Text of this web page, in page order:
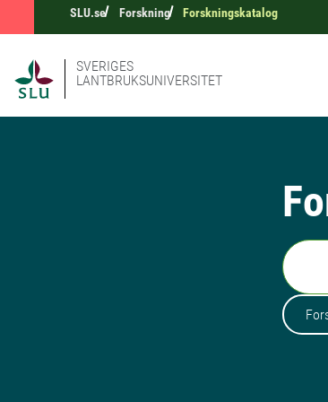
SLU.se Forskning Forskningskatalog
SVERIGES
LANTBRUKSUNIVERSITET
Sök